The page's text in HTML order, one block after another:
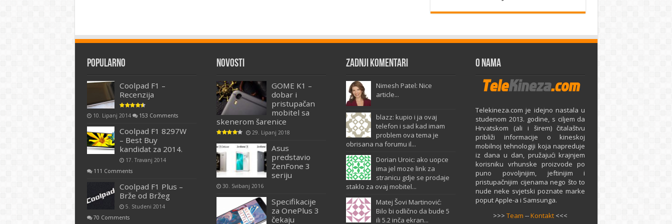
Popularno
Coolpad F1 –
Recenzija
10. Lipanj 2014 153 Comments
Coolpad F1 8297W
– Best Buy
kandidat za 2014.
17. Travanj 2014
111 Comments
Coolpad F1 Plus –
Brže od Bržeg
5. Studeni 2014
70 Comments
Novosti
GOME K1 –
dobar i
pristupačan
mobitel sa
skenerom šarenice
29. Lipanj 2018
Asus
predstavio
ZenFone 3
seriju
30. Svibanj 2016
Specifikacije
za OnePlus 3
čekaju
Zadnji komentari
Nimesh Patel: Nice
article...
blazz: kupio i ja ovaj
telefon i sad kad imam
problem ova tema je
obrisana na forumu il...
Dorian Uroic: ako uopce
ima jel moze link za
stranicu gdje se prodaje
staklo za ovaj mobitel...
Matej Šovi Martinović:
Bilo bi odlično da bude 5
ili 5.2 inča ekran...
O Nama
Telekineza.com je idejno nastala u
studenom 2013. godine, s ciljem da
Hrvatskom (ali i širem) čitalaštvu
približi informacije o kineskoj
mobilnoj tehnologiji koja napreduje
iz dana u dan, pružajući krajnjem
korisniku vrhunske proizvode po
puno povoljnijim, jeftinijim i
pristupačnijim cijenama nego što to
nude neke svjetski poznate marke
poput Apple-a i Samsunga.
>>>Team --Kontakt <<<